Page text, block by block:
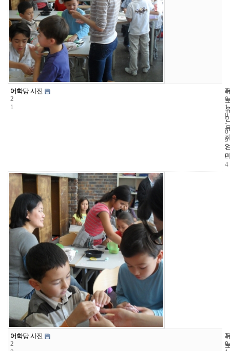
1
2
1
어학당 사진 4
2
0
1
0
-
0
9
-
2
4
1
2
어학당 사진
1
0
2
0